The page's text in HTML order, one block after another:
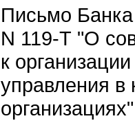
Письмо
N 119-Т "О
к
управления в
организациях"